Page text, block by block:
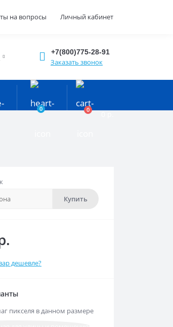
на вопросы Личный кабинет
+7(800)775-28-91
Заказать звонок
0 0
Купить
дешевле?
пикселя в данном размере